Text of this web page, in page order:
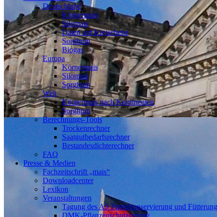
Deutschland
Körnermais
Silomais
Daten auf Kreisebene
Sorghum
Biogas
Europa
Körnermais
Silomais
Sorghum
Welt
Körnermais nach Kontinenten
Sorghum
Berechnungs-Tools
Trockenrechner
Saatgutbedarfsrechner
Bestandesdichterechner
FAQ
Presse & Medien
Fachzeitschrift „mais“
Downloadcenter
Lexikon
Veranstaltungen
Tagung des AS Futterkonservierung und Fütterung
DMK-Pflanzenschutztagung